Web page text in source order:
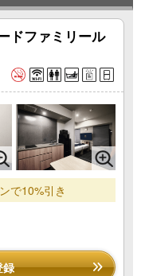
ドファミリール
で10%引き
録